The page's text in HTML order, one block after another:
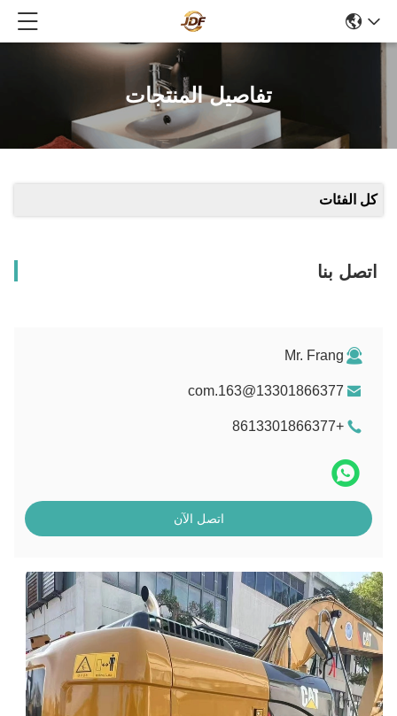
تفاصيل المنتجات
كل الفئات
اتصل بنا
Mr. Frang
13301866377@163.com
+8613301866377
اتصل الآن